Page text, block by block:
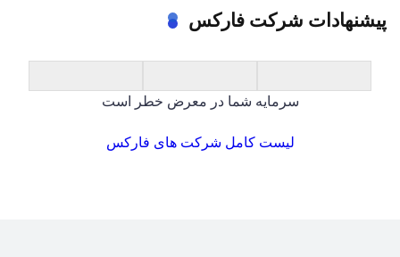
پیشنهادات شرکت فارکس
سرمایه شما در معرض خطر است
لیست کامل شرکت های فارکس